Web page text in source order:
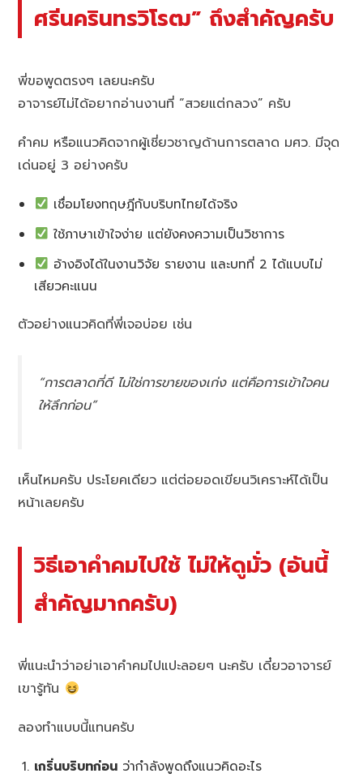
ศรีนครินทรวิโรฒ” ถึงสำคัญครับ
พี่ขอพูดตรงๆ เลยนะครับ
อาจารย์ไม่ได้อยากอ่านงานที่ “สวยแต่กลวง” ครับ
คำคม หรือแนวคิดจากผู้เชี่ยวชาญด้านการตลาด มศว. มีจุด
เด่นอยู่ 3 อย่างครับ
เชื่อมโยงทฤษฎีกับบริบทไทยได้จริง
ใช้ภาษาเข้าใจง่าย แต่ยังคงความเป็นวิชาการ
อ้างอิงได้ในงานวิจัย รายงาน และบทที่ 2 ได้แบบไม่
เสียวคะแนน
ตัวอย่างแนวคิดที่พี่เจอบ่อย เช่น
“การตลาดที่ดี ไม่ใช่การขายของเก่ง แต่คือการเข้าใจคน
ให้ลึกก่อน”
เห็นไหมครับ ประโยคเดียว แต่ต่อยอดเขียนวิเคราะห์ได้เป็น
หน้าเลยครับ
วิธีเอาคำคมไปใช้ ไม่ให้ดูมั่ว (อันนี้
สำคัญมากครับ)
พี่แนะนำว่าอย่าเอาคำคมไปแปะลอยๆ นะครับ เดี๋ยวอาจารย์
เขารู้ทัน
ลองทำแบบนี้แทนครับ
เกริ่นบริบทก่อน ว่ากำลังพูดถึงแนวคิดอะไร